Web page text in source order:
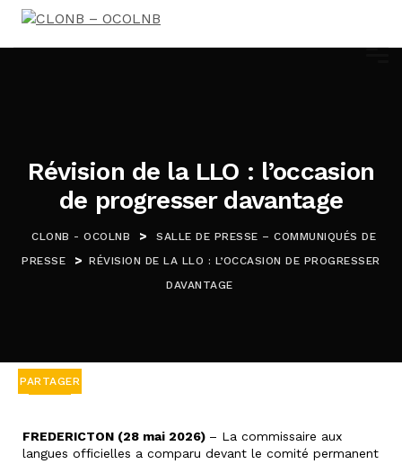
Révision de la LLO : l’occasion
de progresser davantage
CLONB - OCOLNB >
SALLE DE PRESSE – COMMUNIQUÉS DE
PRESSE
> RÉVISION DE LA LLO : L’OCCASION DE PROGRESSER
DAVANTAGE
PARTAGER
FREDERICTON (28 mai 2026) – La commissaire aux
langues officielles a comparu devant le comité permanent